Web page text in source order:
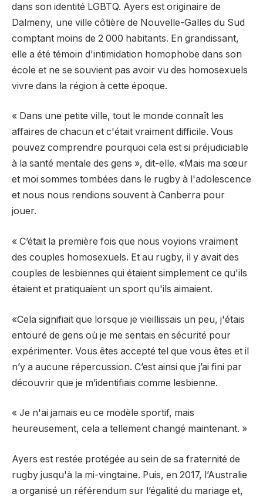
dans son identité LGBTQ. Ayers est originaire de
Dalmeny, une ville côtière de Nouvelle-Galles du Sud
comptant moins de 2 000 habitants. En grandissant,
elle a été témoin d'intimidation homophobe dans son
école et ne se souvient pas avoir vu des homosexuels
vivre dans la région à cette époque.
« Dans une petite ville, tout le monde connaît les
affaires de chacun et c'était vraiment difficile. Vous
pouvez comprendre pourquoi cela est si préjudiciable
à la santé mentale des gens », dit-elle. «Mais ma sœur
et moi sommes tombées dans le rugby à l'adolescence
et nous nous rendions souvent à Canberra pour
jouer.
« C’était la première fois que nous voyions vraiment
des couples homosexuels. Et au rugby, il y avait des
couples de lesbiennes qui étaient simplement ce qu'ils
étaient et pratiquaient un sport qu'ils aimaient.
«Cela signifiait que lorsque je vieillissais un peu, j'étais
entouré de gens où je me sentais en sécurité pour
expérimenter. Vous êtes accepté tel que vous êtes et il
n’y a aucune répercussion. C’est ainsi que j’ai fini par
découvrir que je m’identifiais comme lesbienne.
« Je n'ai jamais eu ce modèle sportif, mais
heureusement, cela a tellement changé maintenant. »
Ayers est restée protégée au sein de sa fraternité de
rugby jusqu'à la mi-vingtaine. Puis, en 2017, l’Australie
a organisé un référendum sur l’égalité du mariage et,